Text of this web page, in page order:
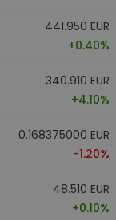
441.950 EUR
+0.40%
340.910 EUR
+4.10%
0.168375000 EUR
-1.20%
48.510 EUR
+0.10%